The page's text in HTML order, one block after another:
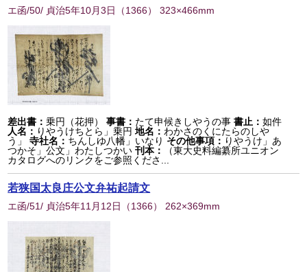
エ函/50/ 貞治5年10月3日 （1366） 323×466mm
差出書：乗円（花押） 事書： たて申候きしやうの事書止：如件
人名： りやうけちとら」乗円 地名： わかさのくにたらのしや
う」
寺社名： ちんしゆ八幡」いなり その他事項： りやうけ」あ
つかそ」公文」わたしつかい刊本：
（東大史料編纂所ユニオン
カタログへのリンクをご参照くださ...
若狭国太良庄公文弁祐起請文
エ函/51/ 貞治5年11月12日 （1366） 262×369mm